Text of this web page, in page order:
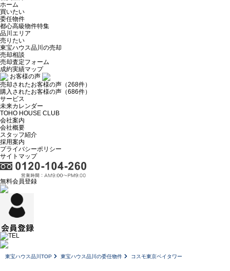
ホーム
買いたい
委任物件
都心高級物件特集
品川エリア
売りたい
東宝ハウス品川の売却
売却相談
売却査定フォーム
成約実績マップ
お客様の声
売却されたお客様の声（268件）
購入されたお客様の声（686件）
サービス
未来カレンダー
TOHO HOUSE CLUB
会社案内
会社概要
スタッフ紹介
採用案内
プライバシーポリシー
サイトマップ
無料会員登録
東宝ハウス品川TOP 東宝ハウス品川の委任物件 コスモ東京ベイタワー